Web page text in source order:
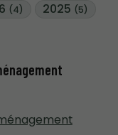
(4) 2025 (5)